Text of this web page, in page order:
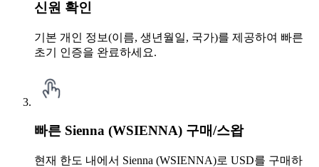
신원 확인
기본 개인 정보(이름, 생년월일, 국가)를 제공하여 빠른
초기 인증을 완료하세요.
빠른 Sienna (WSIENNA) 구매/스왑
현재 한도 내에서 Sienna (WSIENNA)로 USD를 구매하